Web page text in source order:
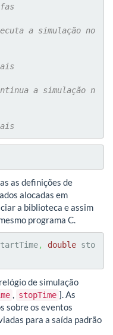
a simulação no
a simulação n
as definições de
alocadas em
a biblioteca e assim
programa C.
, double sto
de simulação
, stopTime ]. As
sobre os eventos
para a saída padrão